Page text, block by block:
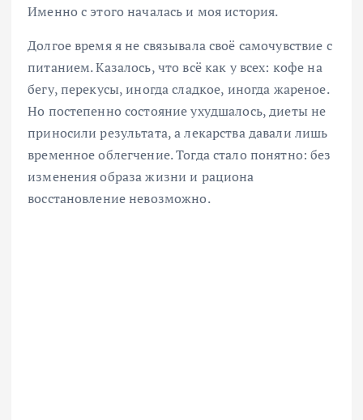
Именно с этого началась и моя история.
Долгое время я не связывала своё самочувствие с
питанием. Казалось, что всё как у всех: кофе на
бегу, перекусы, иногда сладкое, иногда жареное.
Но постепенно состояние ухудшалось, диеты не
приносили результата, а лекарства давали лишь
временное облегчение. Тогда стало понятно: без
изменения образа жизни и рациона
восстановление невозможно.